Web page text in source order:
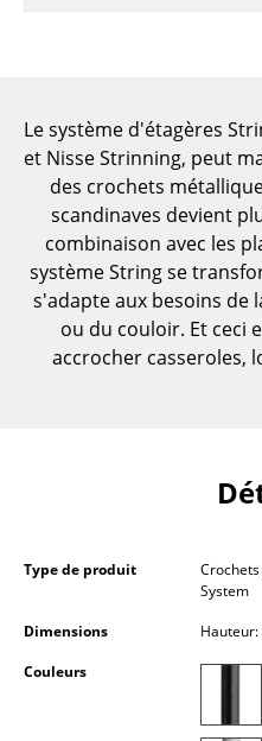
Pièces détachées
... voir toutes les tables
Rangements
Étagères & Armoires
Bibliothèques
Garde-robes
Le système d'étagères
et Nisse Strinning, peut
des crochets
scandinaves devient
combinaison avec les
système String se
s'adapte aux besoins de
ou du couloir. Et ceci
accrocher casseroles,
Type de produit
System
Dimensions
Hauteur:
Couleurs